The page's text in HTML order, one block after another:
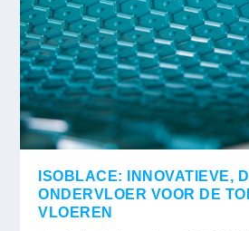
ISOBLACE: INNOVATIEVE,
ONDERVLOER VOOR DE
VLOEREN